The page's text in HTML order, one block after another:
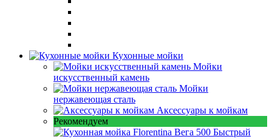
Кухонные мойки
Мойки
искусственный камень
Мойки
нержавеющая сталь
Аксессуары к мойкам
Рекомендуем
Быстрый